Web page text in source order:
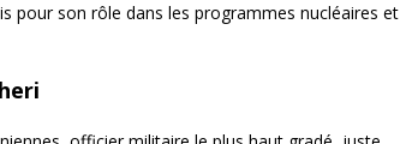
pour son rôle dans les programmes nucléaires et